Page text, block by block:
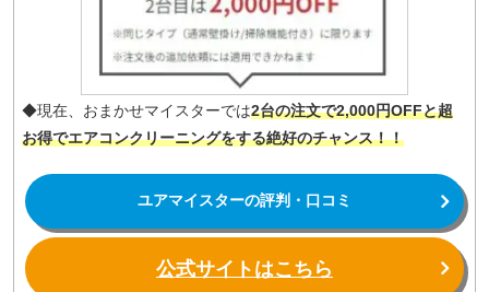
◆現在、おまかせマイスターでは2台の注文で2,000円OFFと超
お得でエアコンクリーニングをする絶好のチャンス！！
ユアマイスターの評判・口コミ
公式サイトはこちら